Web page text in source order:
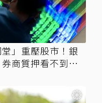
」重壓股市！銀
商質押看不到、